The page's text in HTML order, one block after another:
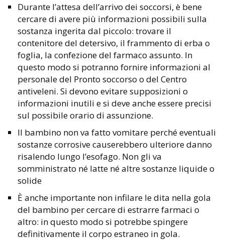
Durante l’attesa dell’arrivo dei soccorsi, è bene
cercare di avere più informazioni possibili sulla
sostanza ingerita dal piccolo: trovare il
contenitore del detersivo, il frammento di erba o
foglia, la confezione del farmaco assunto. In
questo modo si potranno fornire informazioni al
personale del Pronto soccorso o del Centro
antiveleni. Si devono evitare supposizioni o
informazioni inutili e si deve anche essere precisi
sul possibile orario di assunzione.
Il bambino non va fatto vomitare perché eventuali
sostanze corrosive causerebbero ulteriore danno
risalendo lungo l’esofago. Non gli va
somministrato né latte né altre sostanze liquide o
solide
È anche importante non infilare le dita nella gola
del bambino per cercare di estrarre farmaci o
altro: in questo modo si potrebbe spingere
definitivamente il corpo estraneo in gola.